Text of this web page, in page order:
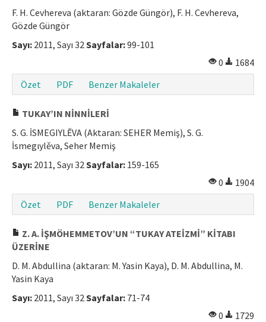
Etik İlkeler
İletişim
ISSN: 1301-0077 · e-ISSN: 2651-5091
F. H. Cevhereva (aktaran: Gözde Güngör), F. H. Cevhereva,
Gözde Güngör
Sayı: 2011, Sayı 32 Sayfalar:99-101
0
1684
Özet
PDF Benzer Makaleler
TUKAY’IN NİNNİLERİ
S. G. İSMEGIYLĔVA (Aktaran: SEHER Memiş), S. G.
İsmegıylěva, Seher Memiş
Sayı: 2011, Sayı 32 Sayfalar: 159-165
0
1904
Özet
PDF Benzer Makaleler
Z. A. İŞMÖHEMMETOV’UN “TUKAY ATEİZMİ” KİTABI
ÜZERİNE
D. M. Abdullina (aktaran: M. Yasin Kaya), D. M. Abdullina, M.
Yasin Kaya
Sayı: 2011, Sayı 32 Sayfalar: 71-74
0
1729